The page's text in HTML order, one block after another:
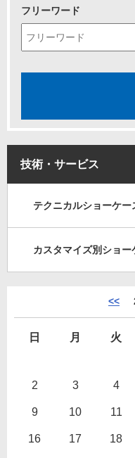
フリーワード
技術・サービス
テクニカルショーケー
カスタマイズ別ショー
<<
日 月 火
2 3 4
9 10 11
16 17 18